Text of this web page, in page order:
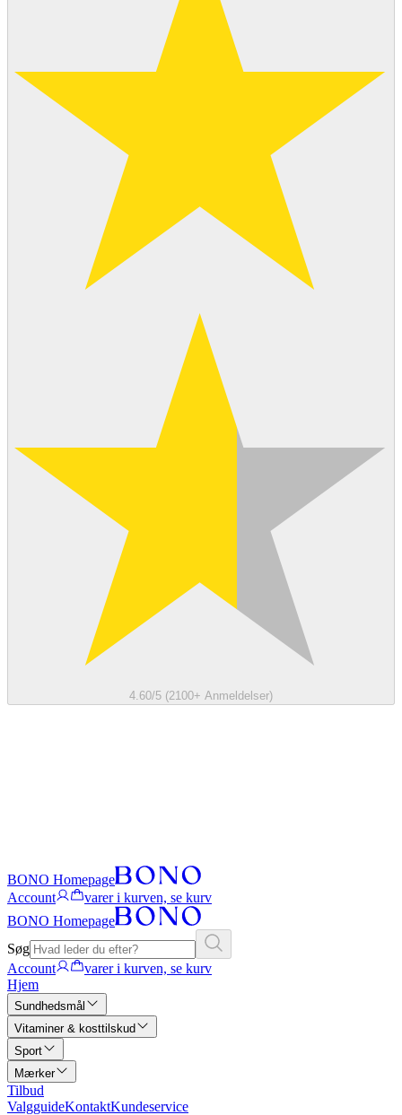
4.60/5 (2100+ Anmeldelser)
BONO Homepage
Account
varer i kurven, se kurv
BONO Homepage
Søg
Account
varer i kurven, se kurv
Hjem
Sundhedsmål
Vitaminer & kosttilskud
Sport
Mærker
Tilbud
ValgguideKontaktKundeservice